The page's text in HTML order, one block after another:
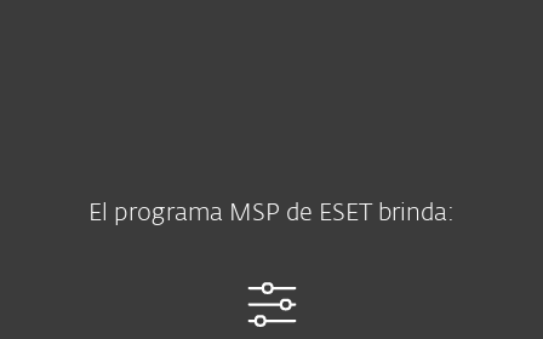
El programa MSP de ESET brinda: